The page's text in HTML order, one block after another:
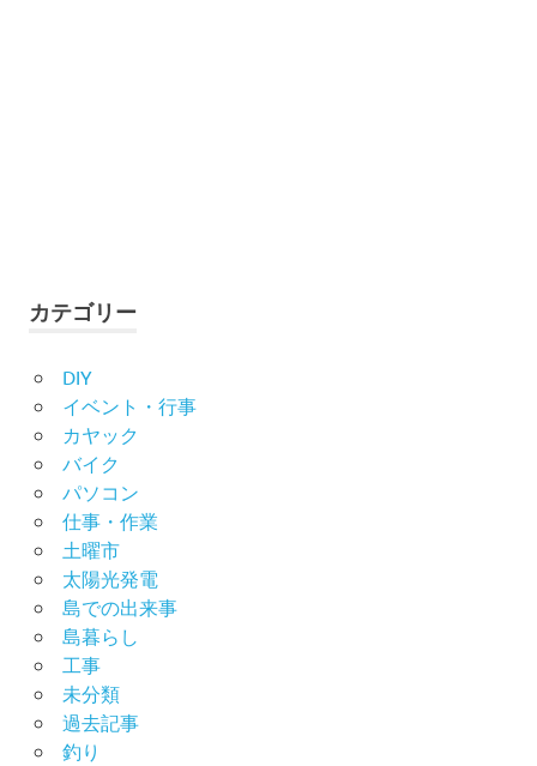
カテゴリー
DIY
イベント・行事
カヤック
バイク
パソコン
仕事・作業
土曜市
太陽光発電
島での出来事
島暮らし
工事
未分類
過去記事
釣り